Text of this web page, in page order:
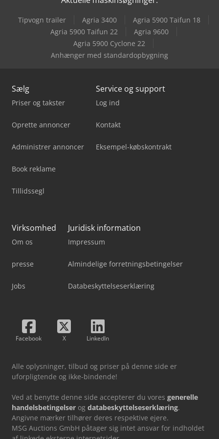
Iveco Stralis As
Iveco Trakker
Tipvogn trailer Agria 3400
Agria 5900 Taifun 18
Agria 5900 Taifun 22
Agria 9600
Agria 5900 Cyclone 22
Anhænger med standardopbygning
Sælg
Priser og takster
Oprette annoncer
Administrer annoncer
Book reklame
Tillidssegl
Service og support
Log ind
Kontakt
Eksempel-købskontrakt
Virksomhed
Om os
presse
Jobs
Juridisk information
Impressum
Almindelige forretningsbetingelser
Databeskyttelseserklæring
Facebook X LinkedIn
Alle oplysninger, tilbud og priser på denne side er
uforpligtende og ikke-bindende!
Ved at benytte denne side accepterer du vores generelle
handelsbetingelser og databeskyttelseserklæring.
Angivne mærker tilhører deres respektive ejere.
MSG Auctions GmbH påtager sig intet ansvar for indholdet